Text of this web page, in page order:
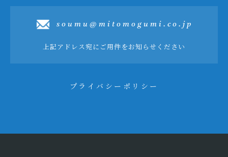
soumu@mitomogumi.co.jp
上記アドレス宛にご用件をお知らせください
プライバシーポリシー